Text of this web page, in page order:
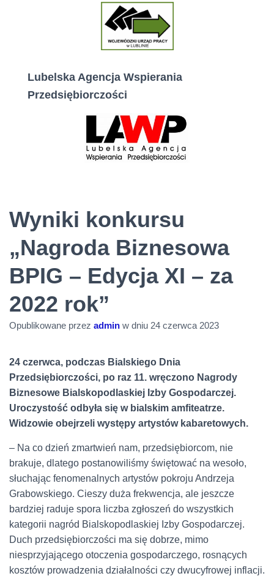
Lubelska Agencja Wspierania
Przedsiębiorczości
Wyniki konkursu
„Nagroda Biznesowa
BPIG – Edycja XI – za
2022 rok”
Opublikowane przez admin w dniu 24 czerwca 2023
24 czerwca, podczas Bialskiego Dnia
Przedsiębiorczości, po raz 11. wręczono Nagrody
Biznesowe Bialskopodlaskiej Izby Gospodarczej.
Uroczystość odbyła się w bialskim amfiteatrze.
Widzowie obejrzeli występy artystów kabaretowych.
– Na co dzień zmartwień nam, przedsiębiorcom, nie
brakuje, dlatego postanowiliśmy świętować na wesoło,
słuchając fenomenalnych artystów pokroju Andrzeja
Grabowskiego. Cieszy duża frekwencja, ale jeszcze
bardziej raduje spora liczba zgłoszeń do wszystkich
kategorii nagród Bialskopodlaskiej Izby Gospodarczej.
Duch przedsiębiorczości ma się dobrze, mimo
niesprzyjającego otoczenia gospodarczego, rosnących
kosztów prowadzenia działalności czy dwucyfrowej inflacji.